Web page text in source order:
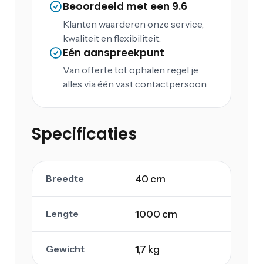
Beoordeeld met een 9.6
Klanten waarderen onze service,
kwaliteit en flexibiliteit.
Eén aanspreekpunt
Van offerte tot ophalen regel je
alles via één vast contactpersoon.
Specificaties
Breedte 40 cm
Lengte 1000 cm
Gewicht 1,7 kg